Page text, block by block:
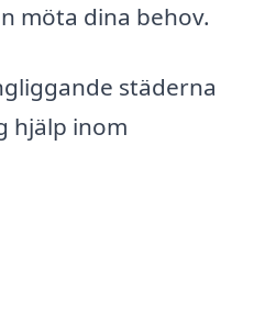
möta dina behov.
städerna
hjälp inom